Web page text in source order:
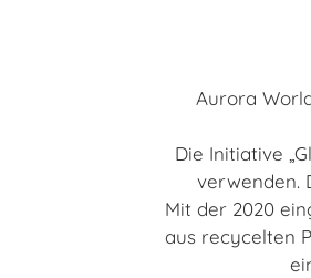
Aurora
Die Initiative
verwenden.
Mit der 2020
aus recycelten